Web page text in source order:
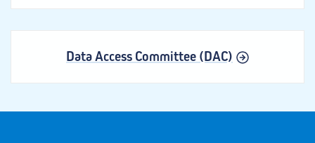
Data Access Committee (DAC)